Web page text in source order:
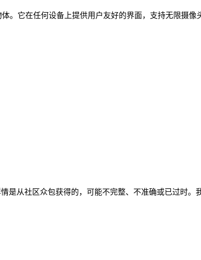
。它在任何设备上提供用户友好的界面，支持无限摄
是从社区众包获得的，可能不完整、不准确或已过时